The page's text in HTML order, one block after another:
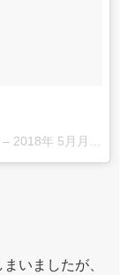
– 2018年 5月月1日午前6時34分PDT
いましたが、